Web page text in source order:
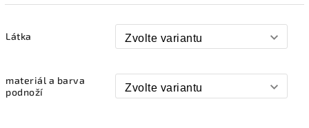
Látka
materiál a barva
podnoží